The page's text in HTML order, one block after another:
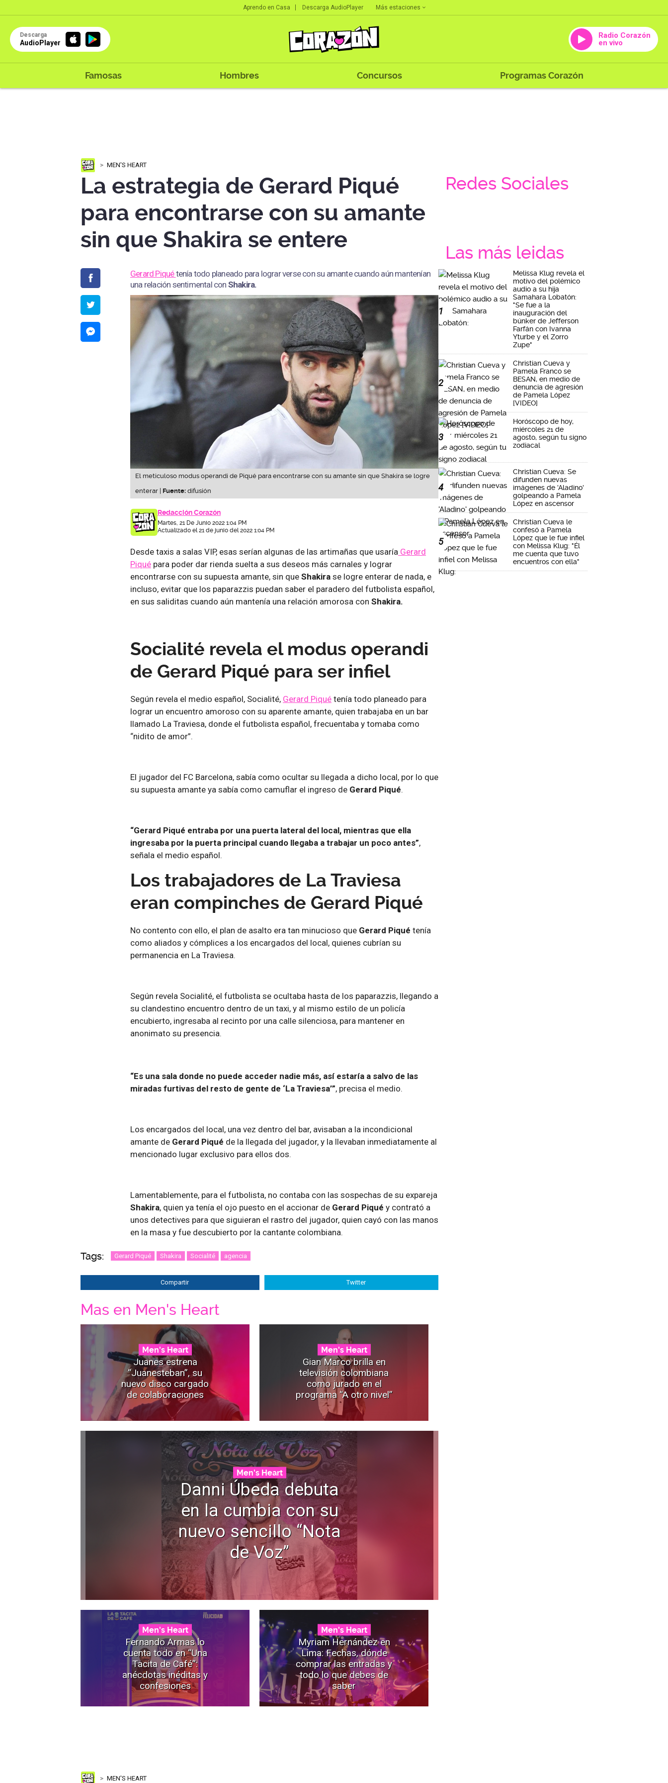
Aprendo en Casa Descarga AudioPlayer Más estaciones
Descarga
AudioPlayer
Radio Corazón
en vivo
Famosas Hombres Concursos Programas Corazón
MEN'S HEART
La estrategia de Gerard Piqué
para encontrarse con su amante
sin que Shakira se entere
Gerard Piquétenía todo planeado para lograr verse con su amante cuando aún mantenían
una relación sentimental con Shakira.
El meticuloso modus operandi de Piqué para encontrarse con su amante sin que Shakira se logre
enterar | Fuente: difusión
Redacción Corazón
Martes, 21 De Junio 2022 1:04 PM
Actualizado el 21 de junio del 2022 1:04 PM
Desde taxis a salas VIP, esas serían algunas de las artimañas que usaría Gerard
Piqué para poder dar rienda suelta a sus deseos más carnales y lograr
encontrarse con su supuesta amante, sin que Shakira se logre enterar de nada, e
incluso, evitar que los paparazzis puedan saber el paradero del futbolista español,
en sus saliditas cuando aún mantenía una relación amorosa con Shakira.
Socialité revela el modus operandi
de Gerard Piqué para ser infiel
Según revela el medio español, Socialité, Gerard Piqué tenía todo planeado para
lograr un encuentro amoroso con su aparente amante, quien trabajaba en un bar
llamado La Traviesa, donde el futbolista español, frecuentaba y tomaba como
“nidito de amor”.
El jugador del FC Barcelona, sabía como ocultar su llegada a dicho local, por lo que
su supuesta amante ya sabía como camuflar el ingreso de Gerard Piqué.
“Gerard Piqué entraba por una puerta lateral del local, mientras que ella
ingresaba por la puerta principal cuando llegaba a trabajar un poco antes”,
señala el medio español.
Los trabajadores de La Traviesa
eran compinches de Gerard Piqué
No contento con ello, el plan de asalto era tan minucioso que Gerard Piqué tenía
como aliados y cómplices a los encargados del local, quienes cubrían su
permanencia en La Traviesa.
Según revela Socialité, el futbolista se ocultaba hasta de los paparazzis, llegando a
su clandestino encuentro dentro de un taxi, y al mismo estilo de un policía
encubierto, ingresaba al recinto por una calle silenciosa, para mantener en
anonimato su presencia.
“Es una sala donde no puede acceder nadie más, así estaría a salvo de las
miradas furtivas del resto de gente de ‘La Traviesa’”, precisa el medio.
Los encargados del local, una vez dentro del bar, avisaban a la incondicional
amante de Gerard Piqué de la llegada del jugador, y la llevaban inmediatamente al
mencionado lugar exclusivo para ellos dos.
Lamentablemente, para el futbolista, no contaba con las sospechas de su expareja
Shakira, quien ya tenía el ojo puesto en el accionar de Gerard Piqué y contrató a
unos detectives para que siguieran el rastro del jugador, quien cayó con las manos
en la masa y fue descubierto por la cantante colombiana.
Tags: Gerard Piqué Shakira Socialité agencia
Compartir Twitter
Mas en Men's Heart
Men's Heart
Juanes estrena
“Juanesteban”, su
nuevo disco cargado
de colaboraciones
Men's Heart
Gian Marco brilla en
televisión colombiana
como jurado en el
programa “A otro nivel”
Men's Heart
Danni Úbeda debuta
en la cumbia con su
nuevo sencillo “Nota
de Voz”
Men's Heart
Fernando Armas lo
cuenta todo en “Una
Tacita de Café”:
anécdotas inéditas y
confesiones
Men's Heart
Myriam Hernández en
Lima: Fechas, dónde
comprar las entradas y
todo lo que debes de
saber
Redes Sociales
Las más leidas
1
Melissa Klug revela el
motivo del polémico
audio a su hija
Samahara Lobatón:
"Se fue a la
inauguración del
búnker de Jefferson
Farfán con Ivanna
Yturbe y el Zorro
Zupe"
2
Christian Cueva y
Pamela Franco se
BESAN, en medio de
denuncia de agresión
de Pamela López
[VIDEO]
3
Horóscopo de hoy,
miércoles 21 de
agosto, según tu signo
zodiacal
4
Christian Cueva: Se
difunden nuevas
imágenes de 'Aladino'
golpeando a Pamela
López en ascensor
5
Christian Cueva le
confesó a Pamela
López que le fue infiel
con Melissa Klug: "Él
me cuenta que tuvo
encuentros con ella"
MEN'S HEART